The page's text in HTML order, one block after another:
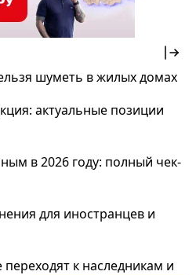
шуметь в жилых домах
актуальные позиции
в 2026 году: полный чек-
для иностранцев и
к наследникам и